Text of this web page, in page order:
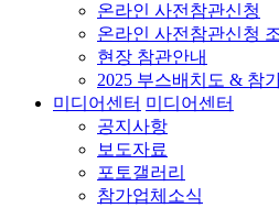
온라인 사전참관신청
온라인 사전참관신청
현장 참관안내
2025 부스배치도 & 참
미디어센터 미디어센터
공지사항
보도자료
포토갤러리
참가업체소식